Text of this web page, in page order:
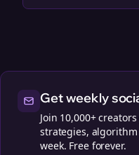
Get weekly
Join 10,000+
strategies,
week. Free forever.